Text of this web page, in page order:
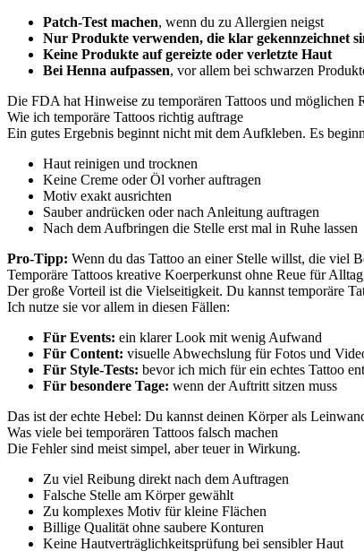
Patch-Test machen, wenn du zu Allergien neigst
Nur Produkte verwenden, die klar gekennzeichnet
Keine Produkte auf gereizte oder verletzte Haut
Bei Henna aufpassen, vor allem bei schwarzen
Die FDA hat Hinweise zu temporären Tattoos und möglichen
Wie ich temporäre Tattoos richtig auftrage
Ein gutes Ergebnis beginnt nicht mit dem Aufkleben. Es
Haut reinigen und trocknen
Keine Creme oder Öl vorher auftragen
Motiv exakt ausrichten
Sauber andrücken oder nach Anleitung auftragen
Nach dem Aufbringen die Stelle erst mal in Ruhe lassen
Pro-Tipp: Wenn du das Tattoo an einer Stelle willst, die viel
Temporäre Tattoos kreative Koerperkunst ohne Reue für
Der große Vorteil ist die Vielseitigkeit. Du kannst temporäre
Ich nutze sie vor allem in diesen Fällen:
Für Events: ein klarer Look mit wenig Aufwand
Für Content: visuelle Abwechslung für Fotos und
Für Style-Tests: bevor ich mich für ein echtes Tattoo
Für besondere Tage: wenn der Auftritt sitzen muss
Das ist der echte Hebel: Du kannst deinen Körper als
Was viele bei temporären Tattoos falsch machen
Die Fehler sind meist simpel, aber teuer in Wirkung.
Zu viel Reibung direkt nach dem Auftragen
Falsche Stelle am Körper gewählt
Zu komplexes Motiv für kleine Flächen
Billige Qualität ohne saubere Konturen
Keine Hautverträglichkeitsprüfung bei sensibler Haut